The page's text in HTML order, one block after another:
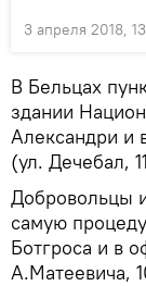
3 апреля 2018,
В Бельцах
здании
Александри и
(ул. Дечебал,
Добровольцы
самую
Ботгроса и в
А.Матеевича,